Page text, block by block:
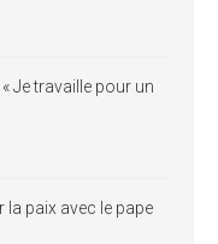
Je travaille pour un
paix avec le pape